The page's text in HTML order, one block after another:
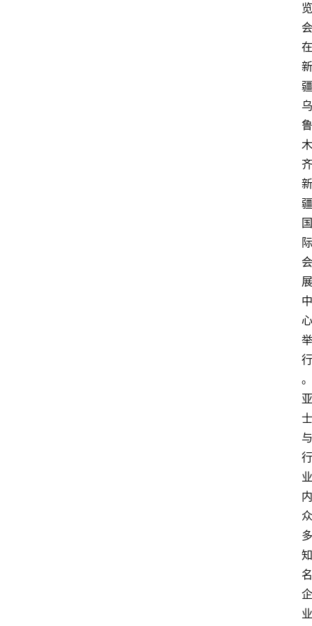
览
会
在
新
疆
乌
鲁
木
齐
新
疆
国
际
会
展
中
心
举
行
。
亚
士
与
行
业
内
众
多
知
名
企
业